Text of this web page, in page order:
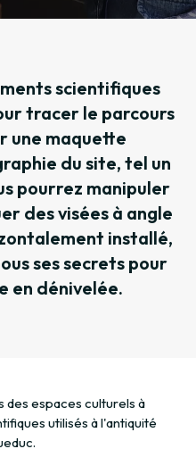
scientifiques
tracer le parcours
une maquette
du site, tel un
pourrez manipuler
des visées à angle
installé,
ses secrets pour
en dénivelée.
des espaces culturels à
utilisés à l'antiquité